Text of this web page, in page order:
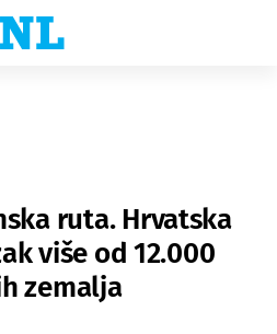
ruta. Hrvatska
više od 12.000
zemalja